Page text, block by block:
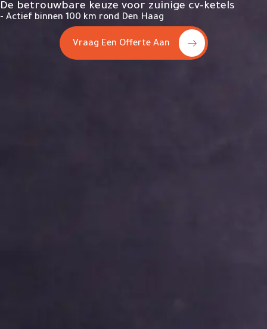
De betrouwbare keuze voor zuinige cv-ketels
- Actief binnen 100 km rond Den Haag
Vraag Een Offerte Aan